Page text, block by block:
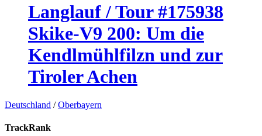
Langlauf / Tour #175938
Skike-V9 200: Um die
Kendlmühlfilzn und zur
Tiroler Achen
Deutschland /Oberbayern
TrackRank